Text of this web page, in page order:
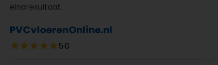
eindresultaat.
PVCvloerenOnline.nl
5.0